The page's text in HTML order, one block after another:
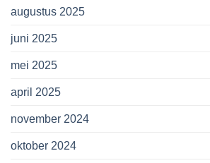
augustus 2025
juni 2025
mei 2025
april 2025
november 2024
oktober 2024